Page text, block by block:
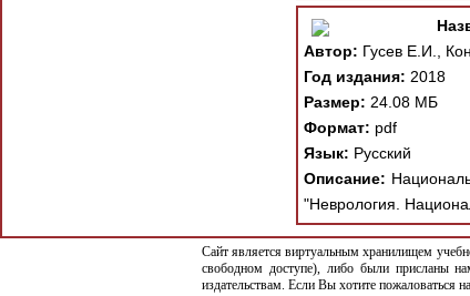
Автор: Гусев Е.И.,
Год издания: 2018
Размер: 24.08 МБ
Формат: pdf
Язык: Русский
Описание:
"Неврология.
Сайт является виртуальным хранилищем
свободном доступе), либо были присланы
издательствам. Если Вы хотите пожаловаться